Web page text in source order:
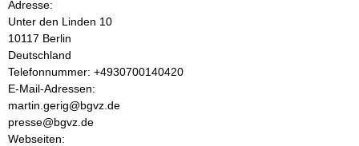
a
l
t
Adresse:
Unter den Linden 10
10117 Berlin
Deutschland
K
o
n
t
a
Telefonnummer: +4930700140420
E-Mail-Adressen:
martin.gerig@bgvz.de
presse@bgvz.de
Webseiten: